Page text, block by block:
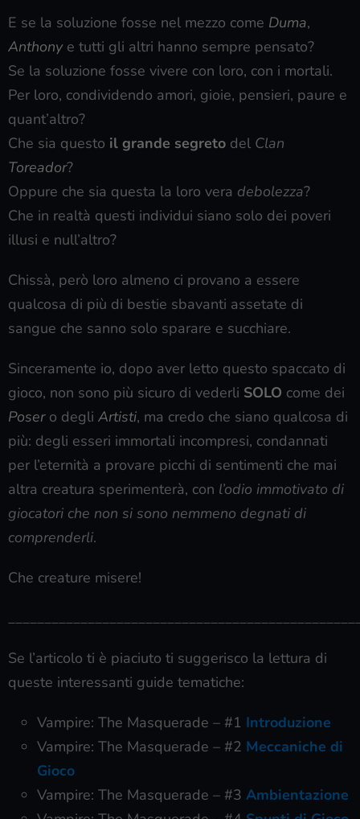
E se la soluzione fosse nel mezzo come Duma,
Anthony e tutti gli altri hanno sempre pensato?
Se la soluzione fosse vivere con loro, con i mortali.
Per loro, condividendo amori, gioie, pensieri, paure e
quant’altro?
Che sia questo il grande segreto del Clan
Toreador?
Oppure che sia questa la loro vera debolezza?
Che in realtà questi individui siano solo dei poveri
illusi e null’altro?
Chissà, però loro almeno ci provano a essere
qualcosa di più di bestie sbavanti assetate di
sangue che sanno solo sparare e succhiare.
Sinceramente io, dopo aver letto questo spaccato di
gioco, non sono più sicuro di vederli SOLO come dei
Poser o degli Artisti, ma credo che siano qualcosa di
più: degli esseri immortali incompresi, condannati
per l’eternità a provare picchi di sentimenti che mai
altra creatura sperimenterà, con l’odio immotivato di
giocatori che non si sono nemmeno degnati di
comprenderli.
Che creature misere!
Se l’articolo ti è piaciuto ti suggerisco la lettura di
queste interessanti guide tematiche:
Vampire: The Masquerade – #1 Introduzione
Vampire: The Masquerade – #2 Meccaniche di
Gioco
Vampire: The Masquerade – #3 Ambientazione